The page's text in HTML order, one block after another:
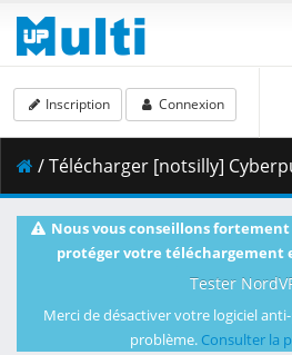
Inscription Connexion
/ Télécharger [notsilly] Cyberpunk Edgerunners - S01E03 (WEB-DL 1080p HEVC E-
Nous vous conseillons
protéger votre téléchargement
Tester
Merci de désactiver votre logiciel
problème. Consulter la